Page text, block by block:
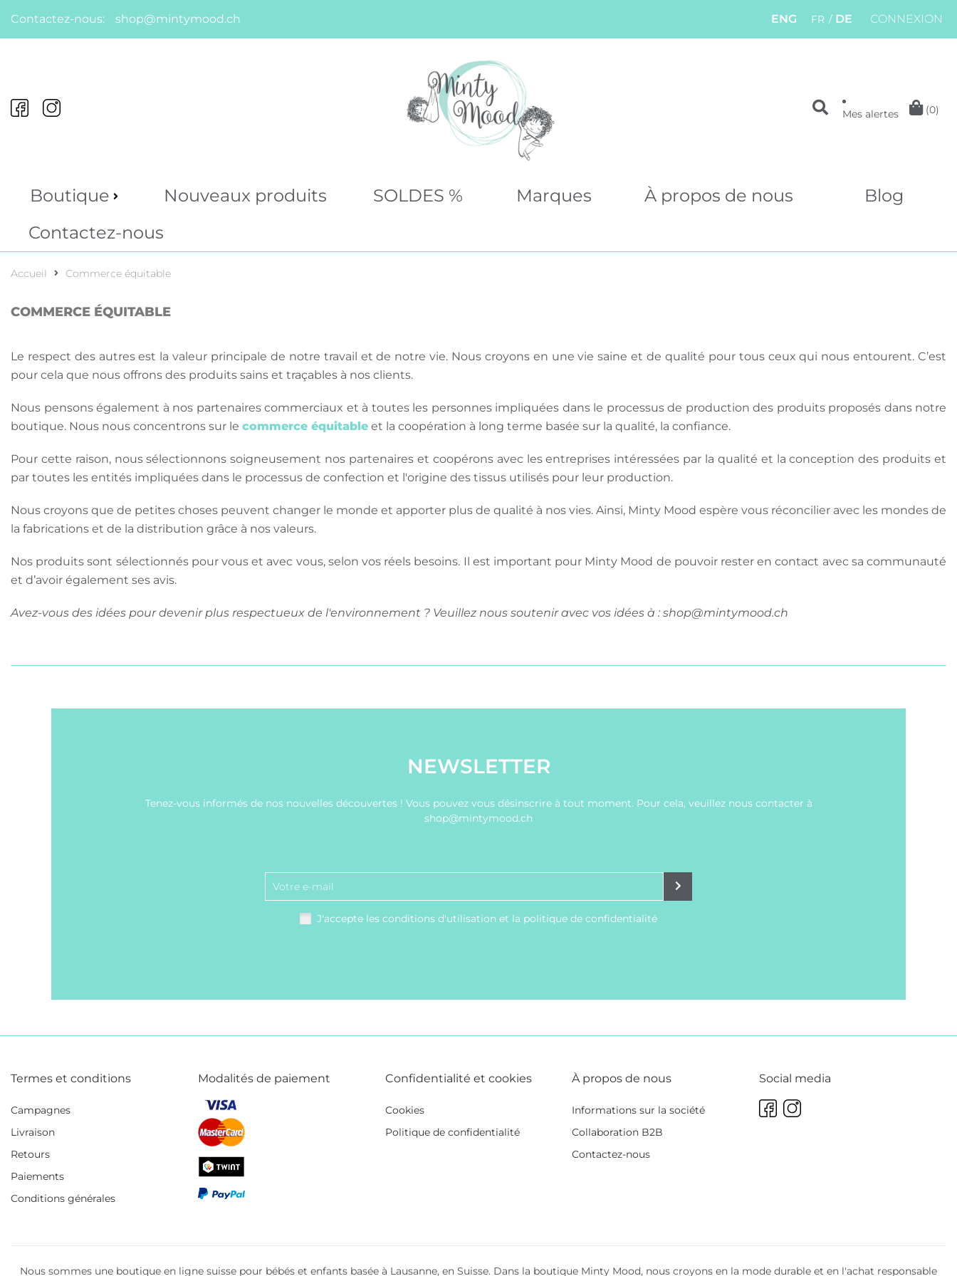
Contactez-nous: shop@mintymood.ch ENG FR DE CONNEXION
Mes alertes (0)
Boutique Nouveaux produits SOLDES % Marques À propos de nous
Blog
Contactez-nous
Accueil Commerce équitable
COMMERCE ÉQUITABLE
Le respect des autres est la valeur principale de notre travail et de notre vie. Nous croyons en une vie saine et de qualité pour tous ceux qui nous entourent. C’est
pour cela que nous offrons des produits sains et traçables à nos clients.
Nous pensons également à nos partenaires commerciaux et à toutes les personnes impliquées dans le processus de production des produits proposés dans notre
boutique. Nous nous concentrons sur le commerce équitable et la coopération à long terme basée sur la qualité, la confiance.
Pour cette raison, nous sélectionnons soigneusement nos partenaires et coopérons avec les entreprises intéressées par la qualité et la conception des produits et
par toutes les entités impliquées dans le processus de confection et l'origine des tissus utilisés pour leur production.
Nous croyons que de petites choses peuvent changer le monde et apporter plus de qualité à nos vies. Ainsi, Minty Mood espère vous réconcilier avec les mondes de
la fabrications et de la distribution grâce à nos valeurs.
Nos produits sont sélectionnés pour vous et avec vous, selon vos réels besoins. Il est important pour Minty Mood de pouvoir rester en contact avec sa communauté
et d’avoir également ses avis.
Avez-vous des idées pour devenir plus respectueux de l'environnement ? Veuillez nous soutenir avec vos idées à : shop@mintymood.ch
NEWSLETTER
Tenez-vous informés de nos nouvelles découvertes ! Vous pouvez vous désinscrire à tout moment. Pour cela, veuillez nous contacter à
shop@mintymood.ch
J'accepte les conditions d'utilisation et la politique de confidentialité
Termes et conditions
Campagnes
Livraison
Retours
Paiements
Conditions générales
Modalités de paiement Confidentialité et cookies
Cookies
Politique de confidentialité
À propos de nous
Informations sur la société
Collaboration B2B
Contactez-nous
Social media
Nous sommes une boutique en ligne suisse pour bébés et enfants basée à Lausanne, en Suisse. Dans la boutique Minty Mood, nous croyons en la mode durable et en l'achat responsable